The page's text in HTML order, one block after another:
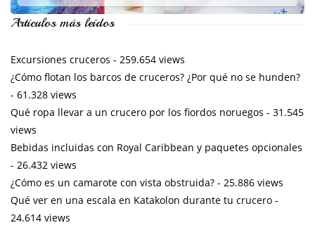
Artículos más leídos
Excursiones cruceros - 259.654 views
¿Cómo flotan los barcos de cruceros? ¿Por qué no se hunden?
- 61.328 views
Qué ropa llevar a un crucero por los fiordos noruegos - 31.545
views
Bebidas incluidas con Royal Caribbean y paquetes opcionales
- 26.432 views
¿Cómo es un camarote con vista obstruida? - 25.886 views
Qué ver en una escala en Katakolon durante tu crucero -
24.614 views